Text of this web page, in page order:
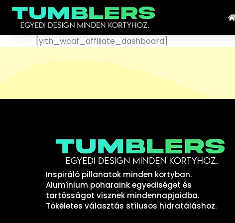
Ugrás
tartalomra
[yith_wcaf_affiliate_dashboard]
Inspiráló pillanatok minden kortyban.
Alumínium poharaink egyediséget és
tartósságot visznek mindennapjaidba.
Tökéletes választás stílusos hidratáláshoz.